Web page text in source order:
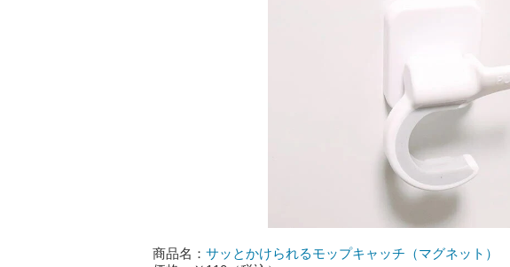
商品名： サッとかけられるモップキャッチ（マグネット）